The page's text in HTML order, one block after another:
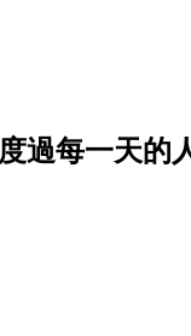
過每一天